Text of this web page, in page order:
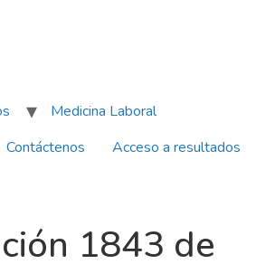
Medicina Laboral
Contáctenos
Acceso a resultados
1843 de